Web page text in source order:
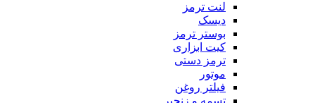
لنت ترمز
دیسک
بوستر ترمز
کیت ابزاری
ترمز دستی
موتور
فیلتر روغن
تسمه و زنجیر